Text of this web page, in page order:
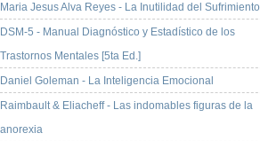
Maria Jesus Alva Reyes - La Inutilidad del Sufrimiento
DSM-5 - Manual Diagnóstico y Estadístico de los
Trastornos Mentales [5ta Ed.]
Daniel Goleman - La Inteligencia Emocional
Raimbault & Eliacheff - Las indomables figuras de la
anorexia